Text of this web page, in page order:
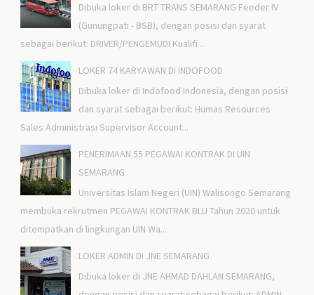
Dibuka loker di BRT TRANS SEMARANG Feeder IV
(Gunungpati - BSB), dengan posisi dan syarat
sebagai berikut: DRIVER/PENGEMUDI Kualifi...
LOKER 74 KARYAWAN DI INDOFOOD
Dibuka loker di Indofood Indonesia, dengan posisi
dan syarat sebagai berikut: Humas Resources
Sales Administrasi Supervisor Account...
PENERIMAAN 55 PEGAWAI KONTRAK DI UIN
SEMARANG
Universitas Islam Negeri (UIN) Walisongo Semarang
membuka rekrutmen PEGAWAI KONTRAK BLU Tahun 2020 untuk
ditempatkan di lingkungan UIN Wa...
LOKER ADMIN DI JNE SEMARANG
Dibuka loker di JNE AHMAD DAHLAN SEMARANG,